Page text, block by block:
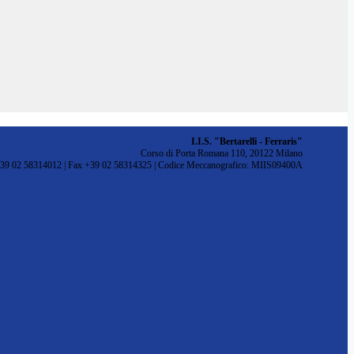
I.I.S. "Bertarelli - Ferraris"
Corso di Porta Romana 110, 20122 Milano
02 58314012 | Fax +39 02 58314325 | Codice Meccanografico: MIIS09400A